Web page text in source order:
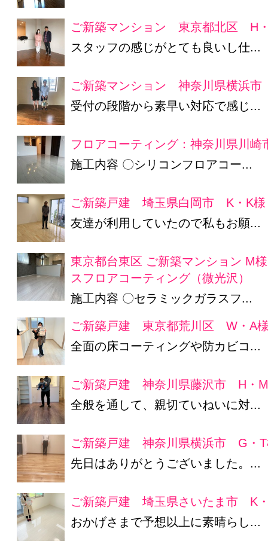
ご新築マンション 東京都北区 H
スタッフの感じがとても良いし仕...
ご新築マンション 神奈川県横浜
受付の段階から素早い対応で感じ...
フロアコーティング：神奈川県川崎
施工内容 〇シリコンフロアコー...
ご新築戸建 埼玉県白岡市 K・K様
友達が利用していたので私もお願...
東京都台東区 ご新築マンション M
スフロアコーティング（微光沢）
施工内容 〇セラミックガラスフ...
ご新築戸建 東京都荒川区 W・A
全面の床コーティングや防カビコ...
ご新築戸建 神奈川県藤沢市 H・
全般を通して、親切ていねいに対...
ご新築戸建 神奈川県横浜市 G・
先日はありがとうございました。...
ご新築戸建 埼玉県さいたま市 K
おかげさまで予想以上に素晴らし...